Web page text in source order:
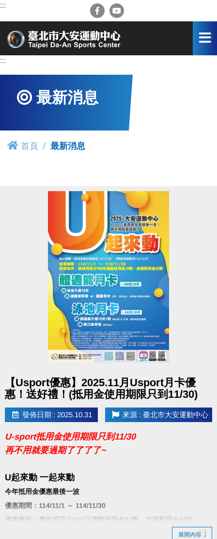
跳
容
:::
:::
最新消息
首頁 最新消息
【Usport優惠】2025.11月Usport月卡優
惠！送好禮！(抵用金使用期限只到11/30)
發佈日期 : 2025.10.31 來源 : 臺北市大安運動中心
U-sport抵用金使用期限只到11/30
再不用就要過期了了了了~
U起來動 一起來動
今年抵用金優惠最後一波
優惠期間：114/11/1 ～ 114/11/30
優惠條件：需使用至少500元運動抵用金/U幣，並搭配現金付款
展開內容